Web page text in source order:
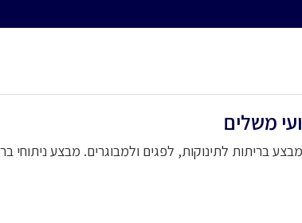
משלים
מבצע בריתות לתינוקות, לפגים ולמבוגרים. מבצע ניתוחי